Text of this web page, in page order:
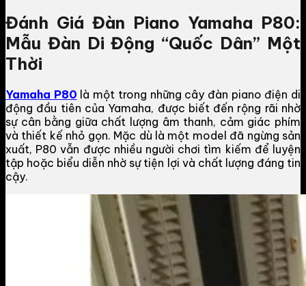
Đánh Giá Đàn Piano Yamaha P80:
Mẫu Đàn Di Động “Quốc Dân” Một
Thời
Yamaha P80 là một trong những cây đàn piano điện di
động đầu tiên của Yamaha, được biết đến rộng rãi nhờ
sự cân bằng giữa chất lượng âm thanh, cảm giác phím
và thiết kế nhỏ gọn. Mặc dù là một model đã ngừng sản
xuất, P80 vẫn được nhiều người chơi tìm kiếm để luyện
tập hoặc biểu diễn nhờ sự tiện lợi và chất lượng đáng tin
cậy.